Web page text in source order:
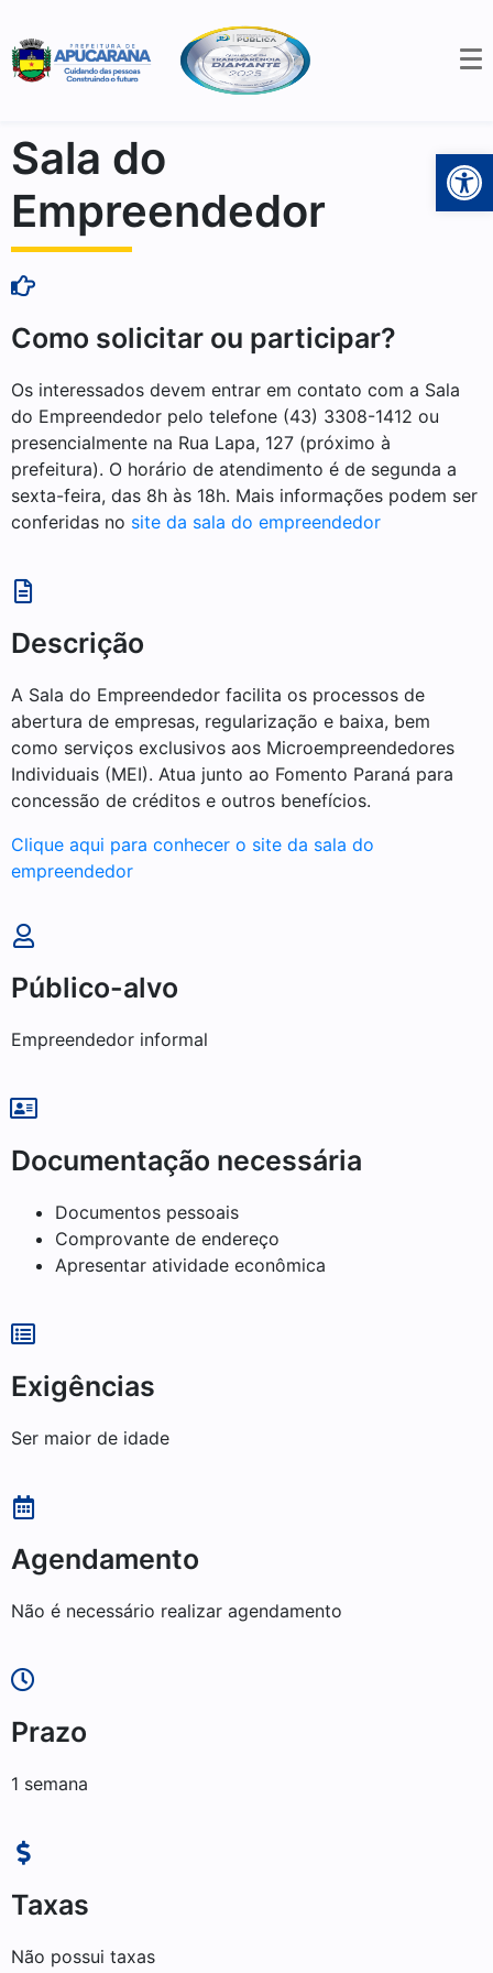
Sala do
Empreendedor
Como solicitar ou participar?
Os interessados devem entrar em contato com a Sala
do Empreendedor pelo telefone (43) 3308-1412 ou
presencialmente na Rua Lapa, 127 (próximo à
prefeitura). O horário de atendimento é de segunda a
sexta-feira, das 8h às 18h. Mais informações podem ser
conferidas no site da sala do empreendedor
Descrição
A Sala do Empreendedor facilita os processos de
abertura de empresas, regularização e baixa, bem
como serviços exclusivos aos Microempreendedores
Individuais (MEI). Atua junto ao Fomento Paraná para
concessão de créditos e outros benefícios.
Clique aqui para conhecer o site da sala do
empreendedor
Público-alvo
Empreendedor informal
Documentação necessária
Documentos pessoais
Comprovante de endereço
Apresentar atividade econômica
Exigências
Ser maior de idade
Agendamento
Não é necessário realizar agendamento
Prazo
1 semana
Taxas
Não possui taxas